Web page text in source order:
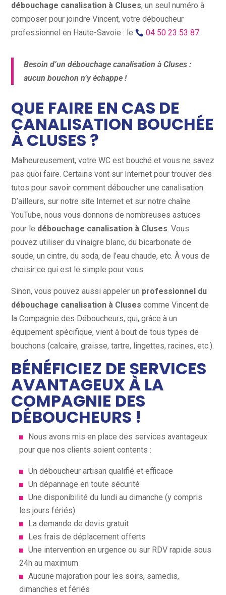
débouchage canalisation à Cluses, un seul numéro à
composer pour joindre Vincent, votre déboucheur
professionnel en Haute-Savoie : le
04 50 23 53 87.
Besoin d’un débouchage canalisation à Cluses :
aucun bouchon n’y échappe !
QUE FAIRE EN CAS DE
CANALISATION BOUCHÉE
À CLUSES ?
Malheureusement, votre WC est bouché et vous ne savez
pas quoi faire. Certains vont sur Internet pour trouver des
tutos pour savoir comment déboucher une canalisation.
D’ailleurs, sur notre site Internet et sur notre chaîne
YouTube, nous vous donnons de nombreuses astuces
pour le débouchage canalisation à Cluses. Vous
pouvez utiliser du vinaigre blanc, du bicarbonate de
soude, un cintre, du soda, de l’eau chaude, etc. À vous de
choisir ce qui est le simple pour vous.
Sinon, vous pouvez aussi appeler un professionnel du
débouchage canalisation à Cluses comme Vincent de
la Compagnie des Déboucheurs, qui, grâce à un
équipement spécifique, vient à bout de tous types de
bouchons (calcaire, graisse, tartre, lingettes, racines, etc.).
BÉNÉFICIEZ DE SERVICES
AVANTAGEUX À LA
COMPAGNIE DES
DÉBOUCHEURS !
Nous avons mis en place des services avantageux
pour que nos clients soient contents :
Un déboucheur artisan qualifié et efficace
Un dépannage en toute sécurité
Une disponibilité du lundi au dimanche (y compris
les jours fériés)
La demande de devis gratuit
Les frais de déplacement offerts
Une intervention en urgence ou sur RDV rapide sous
24h au maximum
Aucune majoration pour les soirs, samedis,
dimanches et fériés